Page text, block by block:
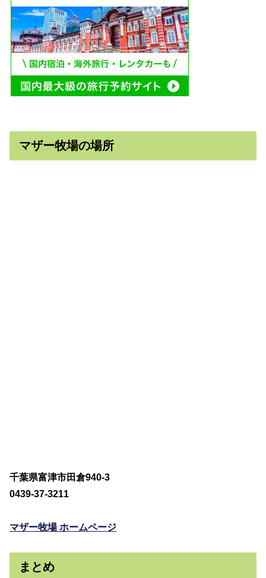
マザー牧場の場所
千葉県富津市田倉940-3
0439-37-3211
マザー牧場 ホームページ
まとめ